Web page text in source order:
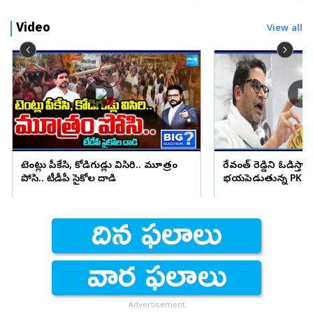
Video View all
టెంట్లు పీకేసి, కోడిగుడ్లు విసిరి.. మూత్రం
పోసి.. టీడీపీ సైకోల దాడి
రేవంత్ రెడ్డిని ఓడిస్తా..
భయపెడుతున్న PK
Advertisement